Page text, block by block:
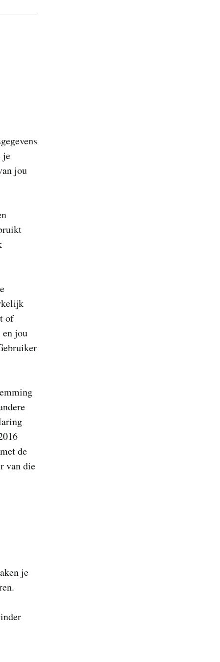
je
jou
of
en jou
de
van die
je